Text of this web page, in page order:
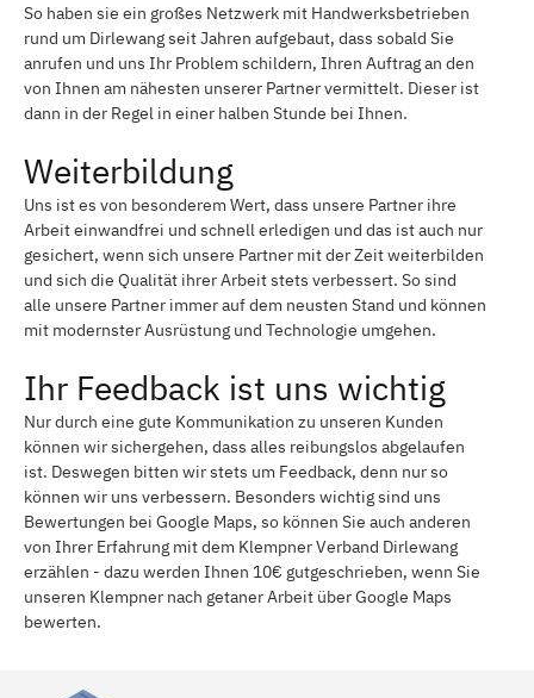
So haben sie ein großes Netzwerk mit Handwerksbetrieben
rund um Dirlewang seit Jahren aufgebaut, dass sobald Sie
anrufen und uns Ihr Problem schildern, Ihren Auftrag an den
von Ihnen am nähesten unserer Partner vermittelt. Dieser ist
dann in der Regel in einer halben Stunde bei Ihnen.
Weiterbildung
Uns ist es von besonderem Wert, dass unsere Partner ihre
Arbeit einwandfrei und schnell erledigen und das ist auch nur
gesichert, wenn sich unsere Partner mit der Zeit weiterbilden
und sich die Qualität ihrer Arbeit stets verbessert. So sind
alle unsere Partner immer auf dem neusten Stand und können
mit modernster Ausrüstung und Technologie umgehen.
Ihr Feedback ist uns wichtig
Nur durch eine gute Kommunikation zu unseren Kunden
können wir sichergehen, dass alles reibungslos abgelaufen
ist. Deswegen bitten wir stets um Feedback, denn nur so
können wir uns verbessern. Besonders wichtig sind uns
Bewertungen bei Google Maps, so können Sie auch anderen
von Ihrer Erfahrung mit dem Klempner Verband Dirlewang
erzählen - dazu werden Ihnen 10€ gutgeschrieben, wenn Sie
unseren Klempner nach getaner Arbeit über Google Maps
bewerten.